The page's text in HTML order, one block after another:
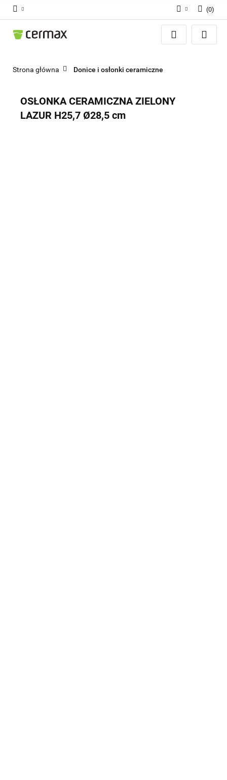
Zaloguj się
(0)
Strona główna Donice i osłonki ceramiczne
OSŁONKA CERAMICZNA ZIELONY
LAZUR H25,7 Ø28,5 cm